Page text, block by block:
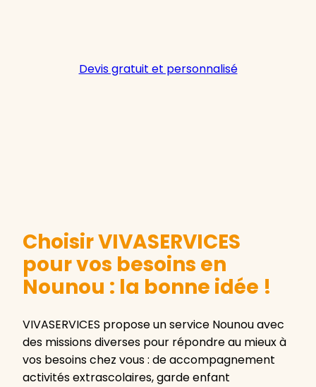
Devis gratuit et personnalisé
Choisir VIVASERVICES
pour vos besoins en
Nounou : la bonne idée !
VIVASERVICES propose un service Nounou avec
des missions diverses pour répondre au mieux à
vos besoins chez vous : de accompagnement
activités extrascolaires, garde enfant